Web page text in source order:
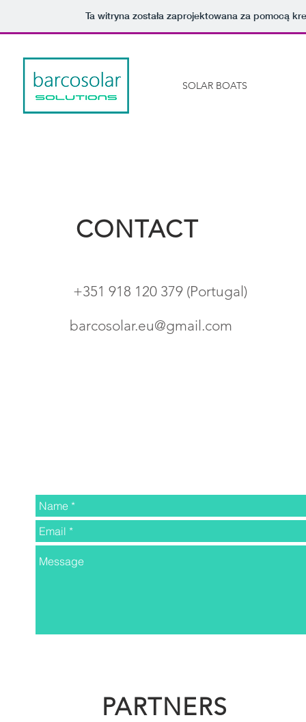
Ta witryna została zaprojektowana za pomocą
SOLAR BOATS
CONTACT
+351 918 120 379 (Portugal)
barcosolar.eu@gmail.com
PARTNERS